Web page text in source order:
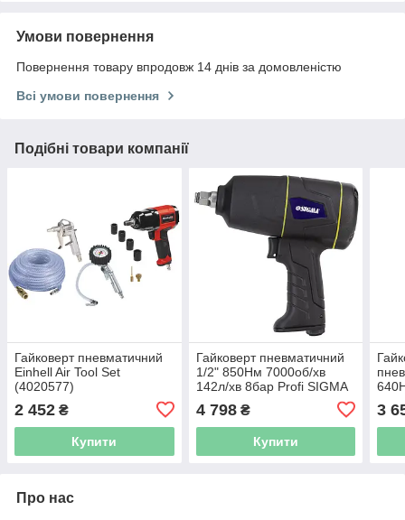
Умови повернення
Повернення товару впродовж 14 днів за домовленістю
Всі умови повернення
Подібні товари компанії
Гайковерт пневматичний
Einhell Air Tool Set
(4020577)
2 452 ₴
Купити
Гайковерт пневматичний
1/2" 850Нм 7000об/хв
142л/хв 8бар Profi SIGMA
4 798₴
Купити
3
Про нас